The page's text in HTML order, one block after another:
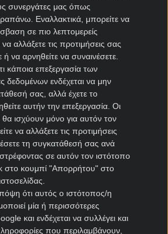
συνεργάτες μας όπως
Εναλλακτικά, μπορείτε να
σε πιο λεπτομερείς
αλλάξετε τις προτιμήσεις σας
ή να αρνηθείτε να συναινέσετε.
κάποια επεξεργασία των
ενδέχεται να μην
σας, αλλά έχετε το
αυτήν την επεξεργασία. Οι
ισχύουν μόνο για αυτόν τον
να αλλάξετε τις προτιμήσεις
τη συγκατάθεσή σας ανά
σε αυτόν τον ιστότοπο
στο κουμπί "Απορρήτου" στο
ότι αυτός ο ιστότοπος/η
μία ή περισσότερες
και ενδέχεται να συλλέγει και
που περιλαμβάνουν,
μεταγραφές
Super League 2
Cyprus League